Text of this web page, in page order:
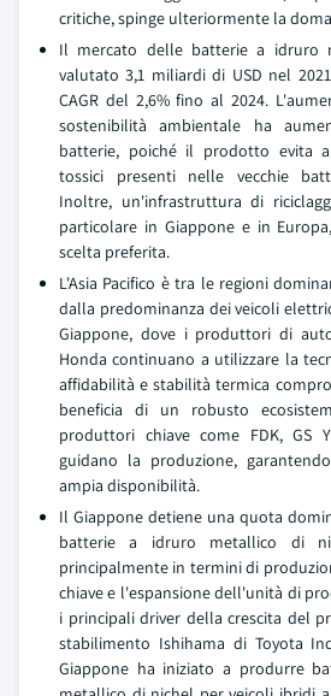
critiche, spinge ulteriormente la
Il mercato delle batterie a idruro
valutato 3,1 miliardi di USD nel
CAGR del 2,6% fino al 2024.
sostenibilità ambientale ha
batterie, poiché il prodotto evita
tossici presenti nelle vecchie
Inoltre, un'infrastruttura di
particolare in Giappone e in
scelta preferita.
L'Asia Pacifico è tra le regioni
dalla predominanza dei veicoli
Giappone, dove i produttori di
Honda continuano a utilizzare la
affidabilità e stabilità termica
beneficia di un robusto
produttori chiave come FDK, GS
guidano la produzione,
ampia disponibilità.
Il Giappone detiene una quota
batterie a idruro metallico di
principalmente in termini di
chiave e l'espansione dell'unità di
i principali driver della crescita del
stabilimento Ishihama di Toyota
Giappone ha iniziato a produrre